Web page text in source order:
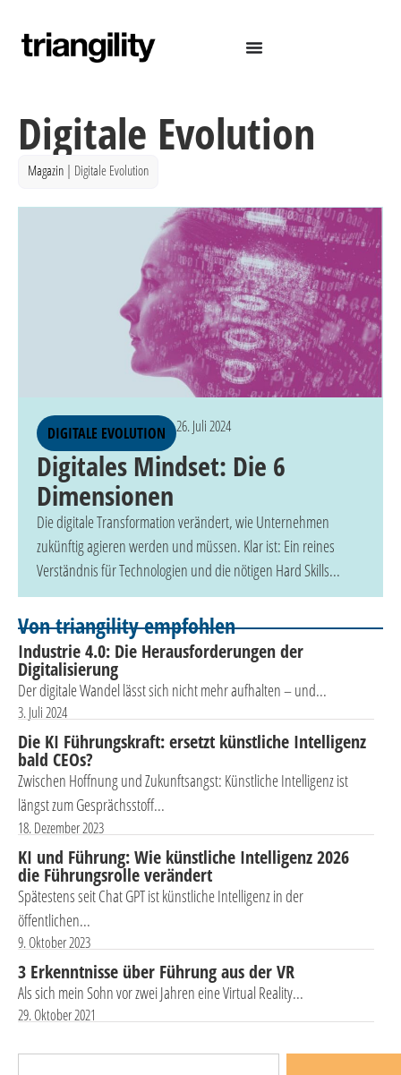
Digitale Evolution
Magazin | Digitale Evolution
DIGITALE EVOLUTION 26. Juli 2024
Digitales Mindset: Die 6
Dimensionen
Die digitale Transformation verändert, wie Unternehmen
zukünftig agieren werden und müssen. Klar ist: Ein reines
Verständnis für Technologien und die nötigen Hard Skills...
Von triangility empfohlen
Industrie 4.0: Die Herausforderungen der
Digitalisierung
Der digitale Wandel lässt sich nicht mehr aufhalten – und...
3. Juli 2024
Die KI Führungskraft: ersetzt künstliche Intelligenz
bald CEOs?
Zwischen Hoffnung und Zukunftsangst: Künstliche Intelligenz ist
längst zum Gesprächsstoff...
18. Dezember 2023
KI und Führung: Wie künstliche Intelligenz 2026
die Führungsrolle verändert
Spätestens seit Chat GPT ist künstliche Intelligenz in der
öffentlichen...
9. Oktober 2023
3 Erkenntnisse über Führung aus der VR
Als sich mein Sohn vor zwei Jahren eine Virtual Reality...
29. Oktober 2021